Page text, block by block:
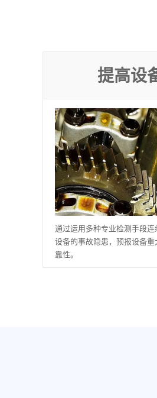
提高设
通过运用多种专业检测手段
设备的事故隐患，预报设备
靠性。